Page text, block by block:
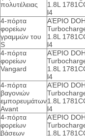
πολυτέλειας
1.8L
l4
4-πόρτα
φορείων
γραμμών του
S
ΑΈΡΙΟ
1.8L
l4
4-πόρτα
φορείων
Vangard
ΑΈΡΙΟ
1.8L
l4
4-πόρτα
βαγονιών
εμπορευμάτων
Avant
ΑΈΡΙΟ
1.8L
l4
4-πόρτα
φορείων
βάσεων
ΑΈΡΙΟ
1.8L